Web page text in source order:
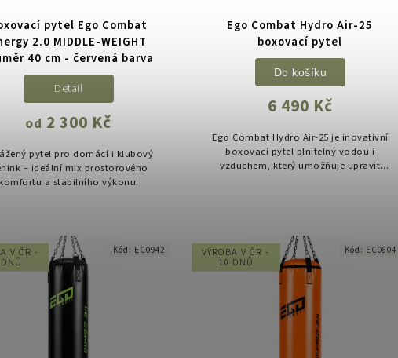
pytel Ego Combat
2.0 MIDDLE-WEIGHT
40 cm - červená barva
od 2 300 Kč
Detail
pytel pro domácí i klubový
– ideální mix prostorového
komfortu a stabilního výkonu.
Ego Combat Hydro Air-25
boxovací pytel
6 490 Kč
Do košíku
Ego Combat Hydro Air-25 je inovativní
boxovací pytel plnitelný vodou i
vzduchem, který umožňuje upravit
V ČR - Kód: EC0942 VÝROBA V ČR -
10 DNŮ
Kód: EC0804